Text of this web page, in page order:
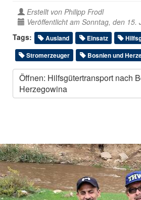
Erstellt von Philipp Frodl
Veröffentlicht am Sonntag, den 15.
Tags:
Ausland Einsatz
Stromerzeuger
Bosnien und
Öffnen: Hilfsgütertransport nach
Herzegowina